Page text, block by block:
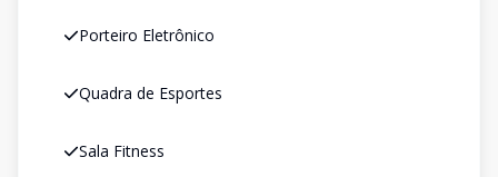
Porteiro Eletrônico
Quadra de Esportes
Sala Fitness